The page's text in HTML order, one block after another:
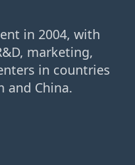
in 2004, with
marketing,
in countries
and China.